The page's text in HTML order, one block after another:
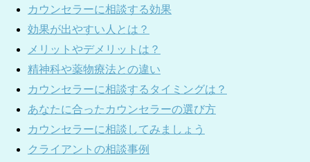
カウンセラーに相談する効果
効果が出やすい人とは？
メリットやデメリットは？
精神科や薬物療法との違い
カウンセラーに相談するタイミングは？
あなたに合ったカウンセラーの選び方
カウンセラーに相談してみましょう
クライアントの相談事例